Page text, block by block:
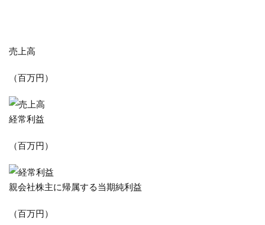
売上高
（百万円）
経常利益
（百万円）
親会社株主に帰属する当期純利益
（百万円）